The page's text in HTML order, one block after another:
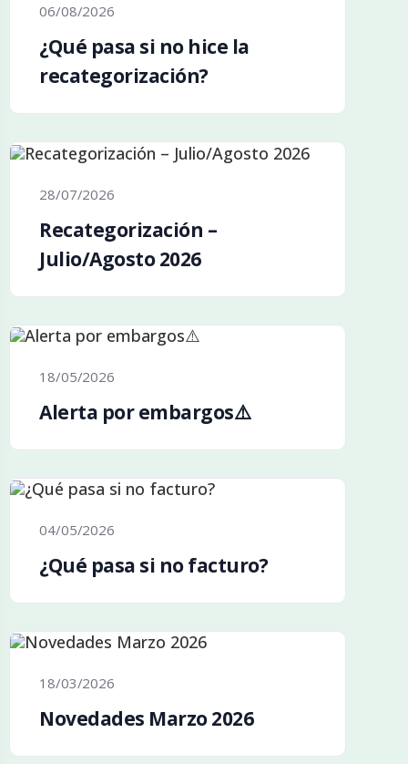
06/08/2026
¿Qué pasa si no hice la
recategorización?
28/07/2026
Recategorización –
Julio/Agosto 2026
18/05/2026
Alerta por embargos⚠️
04/05/2026
¿Qué pasa si no facturo?
18/03/2026
Novedades Marzo 2026